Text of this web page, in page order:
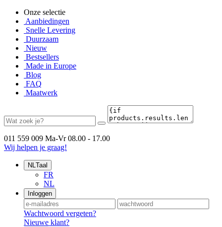
Onze selectie
Aanbiedingen
Snelle Levering
Duurzaam
Nieuw
Bestsellers
Made in Europe
Blog
FAQ
Maatwerk
011 559 009 Ma-Vr 08.00 - 17.00
Wij helpen je graag!
NLTaal
FR
NL
Inloggen
Wachtwoord vergeten?
Nieuwe klant?